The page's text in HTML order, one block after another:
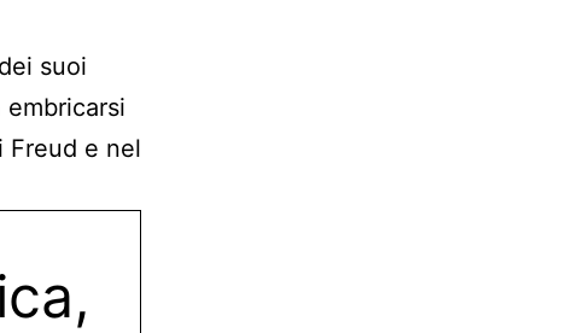
suoi
Freud e nel